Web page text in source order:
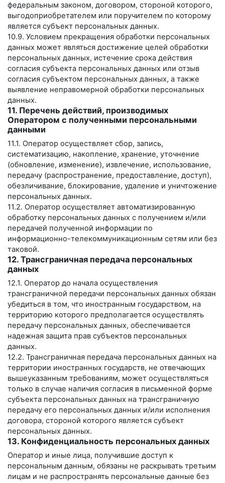
федеральным законом, договором, стороной которого,
выгодоприобретателем или поручителем по которому
является субъект персональных данных.
10.9. Условием прекращения обработки персональных
данных может являться достижение целей обработки
персональных данных, истечение срока действия
согласия субъекта персональных данных или отзыв
согласия субъектом персональных данных, а также
выявление неправомерной обработки персональных
данных.
11. Перечень действий, производимых
Оператором с полученными персональными
данными
11.1. Оператор осуществляет сбор, запись,
систематизацию, накопление, хранение, уточнение
(обновление, изменение), извлечение, использование,
передачу (распространение, предоставление, доступ),
обезличивание, блокирование, удаление и уничтожение
персональных данных.
11.2. Оператор осуществляет автоматизированную
обработку персональных данных с получением и/или
передачей полученной информации по
информационно-телекоммуникационным сетям или без
таковой.
12. Трансграничная передача персональных
данных
12.1. Оператор до начала осуществления
трансграничной передачи персональных данных обязан
убедиться в том, что иностранным государством, на
территорию которого предполагается осуществлять
передачу персональных данных, обеспечивается
надежная защита прав субъектов персональных
данных.
12.2. Трансграничная передача персональных данных на
территории иностранных государств, не отвечающих
вышеуказанным требованиям, может осуществляться
только в случае наличия согласия в письменной форме
субъекта персональных данных на трансграничную
передачу его персональных данных и/или исполнения
договора, стороной которого является субъект
персональных данных.
13. Конфиденциальность персональных данных
Оператор и иные лица, получившие доступ к
персональным данным, обязаны не раскрывать третьим
лицам и не распространять персональные данные без